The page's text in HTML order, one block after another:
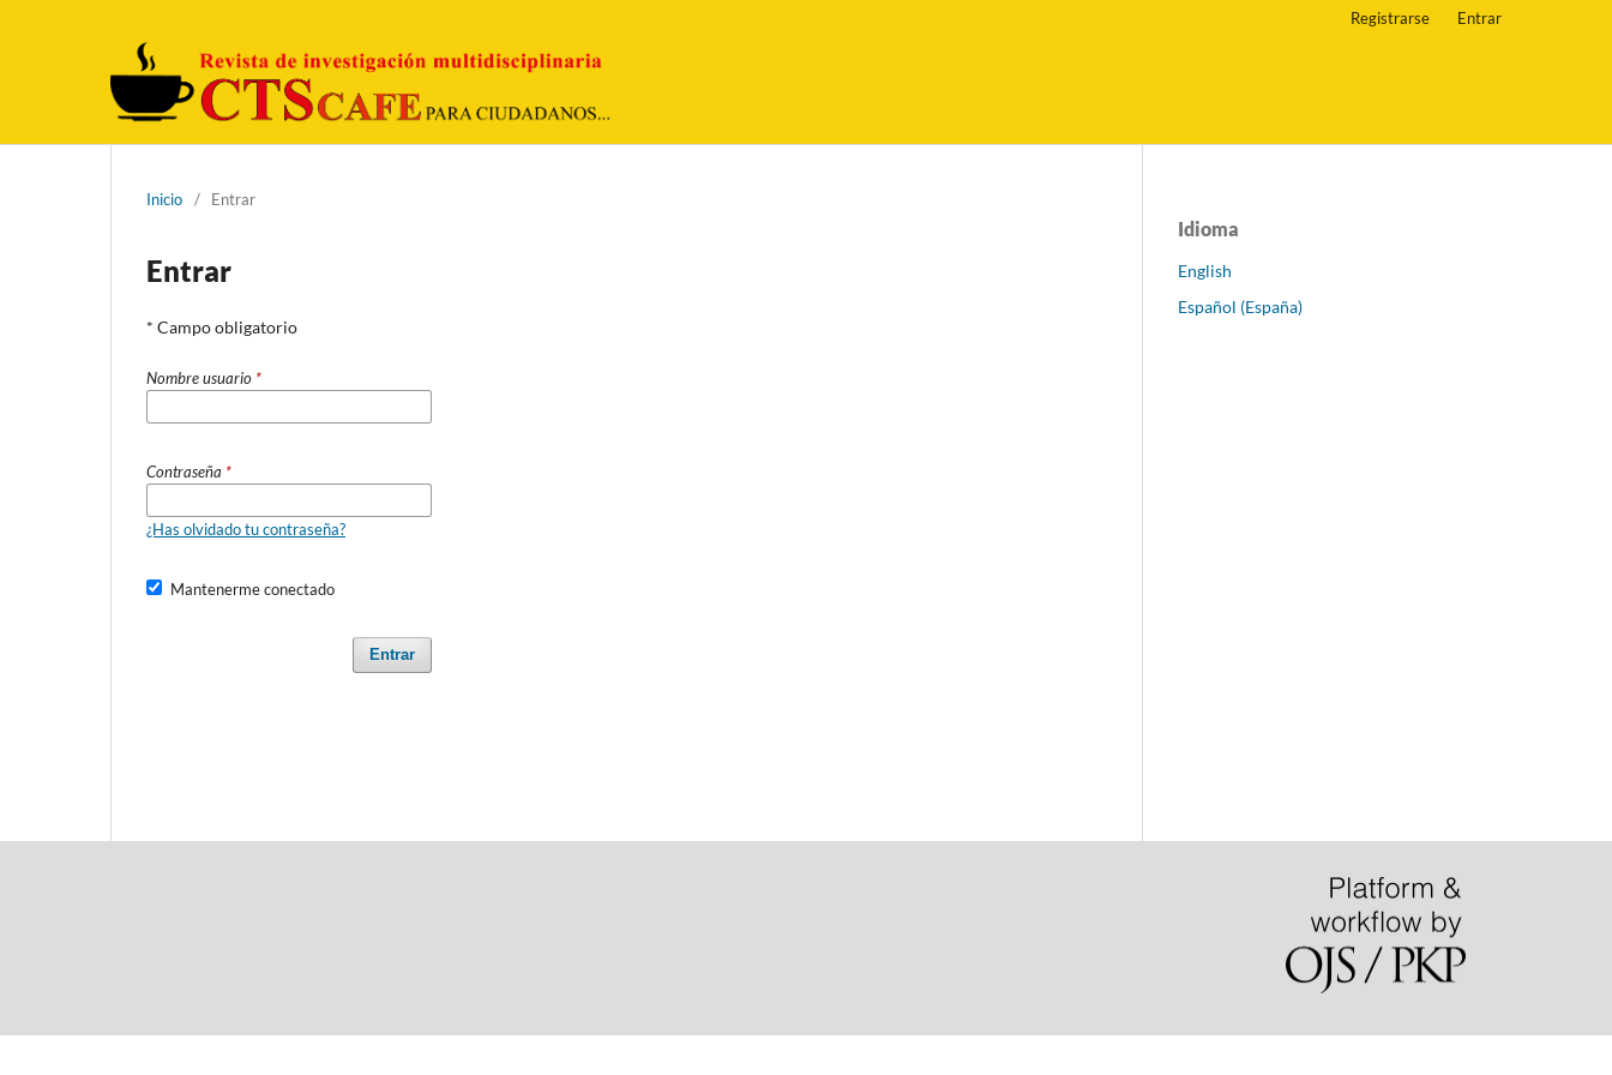
Registrarse Entrar
Inicio / Entrar
Entrar
* Campo obligatorio
Nombre usuario *
Contraseña *
¿Has olvidado tu contraseña?
Mantenerme conectado
Entrar
Idioma
English
Español (España)